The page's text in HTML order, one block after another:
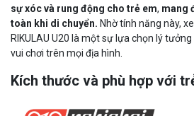
sự xóc và rung động cho trẻ em, mang
toàn khi di chuyển. Nhờ tính năng này,
RIKULAU U20 là một sự lựa chọn lý
vui chơi trên mọi địa hình.
Kích thước và phù hợp với